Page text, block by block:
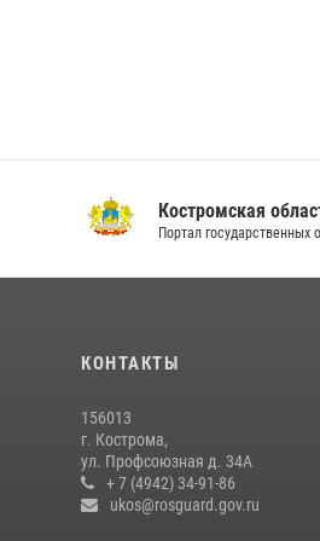
Костромская
Портал государственных
КОНТАКТЫ
156013
г. Кострома,
ул. Профсоюзная д. 34А
+ 7 (4942) 34-91-86
ukos@rosguard.gov.ru